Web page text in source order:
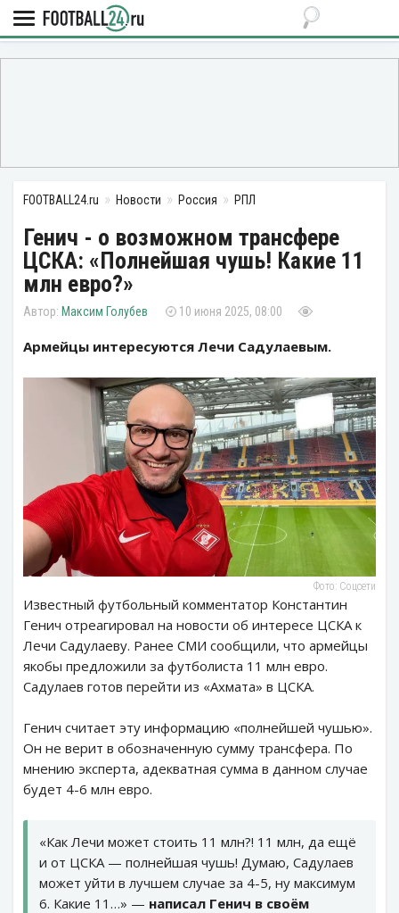
FOOTBALL24.ru Новости Россия РПЛ
Генич - о возможном трансфере
ЦСКА: «Полнейшая чушь! Какие 11
млн евро?»
Максим Голубев 10 июня 2025, 08:00
Армейцы интересуются Лечи Садулаевым.
Фото: Соцсети
Известный футбольный комментатор Константин
Генич отреагировал на новости об интересе ЦСКА к
Лечи Садулаеву. Ранее СМИ сообщили, что армейцы
якобы предложили за футболиста 11 млн евро.
Садулаев готов перейти из «Ахмата» в ЦСКА.
Генич считает эту информацию «полнейшей чушью».
Он не верит в обозначенную сумму трансфера. По
мнению эксперта, адекватная сумма в данном случае
будет 4-6 млн евро.
«Как Лечи может стоить 11 млн?! 11 млн, да ещё
и от ЦСКА — полнейшая чушь! Думаю, Садулаев
может уйти в лучшем случае за 4-5, ну максимум
6. Какие 11…» — написал Генич в своём